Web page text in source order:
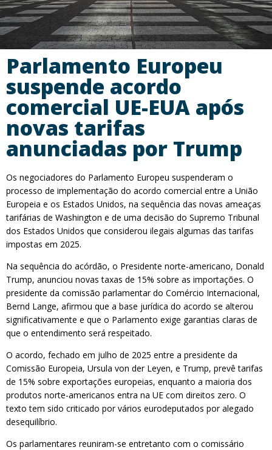
Parlamento Europeu
suspende acordo
comercial UE-EUA após
novas tarifas
anunciadas por Trump
Os negociadores do Parlamento Europeu suspenderam o
processo de implementação do acordo comercial entre a União
Europeia e os Estados Unidos, na sequência das novas ameaças
tarifárias de Washington e de uma decisão do Supremo Tribunal
dos Estados Unidos que considerou ilegais algumas das tarifas
impostas em 2025.
Na sequência do acórdão, o Presidente norte-americano, Donald
Trump, anunciou novas taxas de 15% sobre as importações. O
presidente da comissão parlamentar do Comércio Internacional,
Bernd Lange, afirmou que a base jurídica do acordo se alterou
significativamente e que o Parlamento exige garantias claras de
que o entendimento será respeitado.
O acordo, fechado em julho de 2025 entre a presidente da
Comissão Europeia, Ursula von der Leyen, e Trump, prevê tarifas
de 15% sobre exportações europeias, enquanto a maioria dos
produtos norte-americanos entra na UE com direitos zero. O
texto tem sido criticado por vários eurodeputados por alegado
desequilíbrio.
Os parlamentares reuniram-se entretanto com o comissário